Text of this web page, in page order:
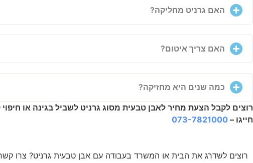
האם גרניט מחליקה?
האם צריך איטום?
כמה שנים היא מחזיקה?
רוצים לקבל הצעת מחיר לאבן טבעית מסוג גרניט לשביל בגינה או חיפוי
חייגו – 073-7821000
רוצים לשדרג את הבית או המשרד בעבודה עם אבן טבעית גרניט? צרו קשר